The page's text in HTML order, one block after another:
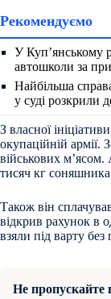
Рекомендуємо
У Куп’янському
автошколи за
Найбільша
у суді розкрили
З власної
окупаційній армії.
військових м’ясом.
тисяч кг
Також він
відкрив рахунок в
взяли під варту без
Не пропускайте